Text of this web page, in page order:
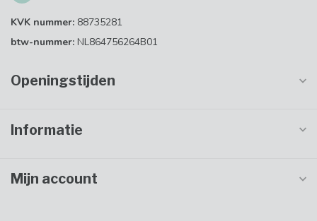
KVK nummer: 88735281
btw-nummer: NL864756264B01
Openingstijden
Informatie
Mijn account